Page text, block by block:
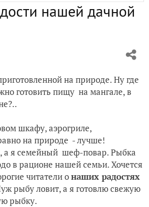
"суп-шурпа" в казане на дровах!
достроили баню!!!
- ножи для сыра на магнитах
нашей дачной
на природе. Ну где
готовить пищу на мангале, в
шкафу, аэрогриле,
на природе - лучше!
я семейный шеф-повар. Рыбка
в рационе нашей семьи. Хочется
читатели онаших радостях
рыбу ловит, а я готовлю свежую
рыбку.